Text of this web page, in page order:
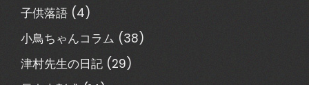
子供落語 (4)
小鳥ちゃんコラム (38)
津村先生の日記 (29)